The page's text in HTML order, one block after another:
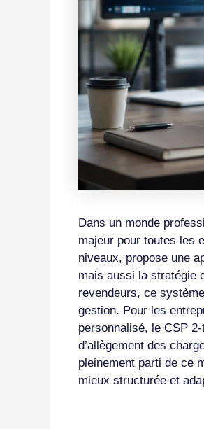
Dans un monde
majeur pour toutes les
niveaux, propose une
mais aussi la stratégie
revendeurs, ce
gestion. Pour les
personnalisé, le CSP
d’allègement des
pleinement parti de ce
mieux structurée et